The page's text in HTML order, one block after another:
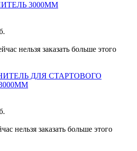
3000ММ
нельзя заказать больше этого
ДЛЯ СТАРТОВОГО
нельзя заказать больше этого